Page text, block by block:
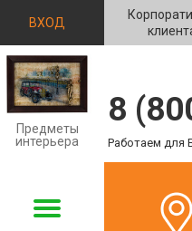
ВХОД
Предметы
интерьера
8
Работаем для